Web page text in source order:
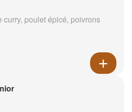
curry, poulet épicé, poivrons